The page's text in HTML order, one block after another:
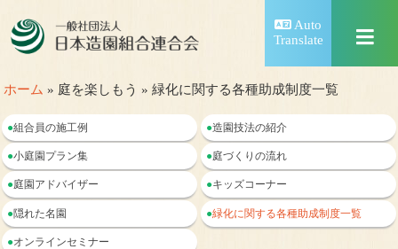
Auto
Translate
ホーム » 庭を楽しもう » 緑化に関する各種助成制度一覧
●組合員の施工例 ●造園技法の紹介
●小庭園プラン集 ●庭づくりの流れ
●庭園アドバイザー ●キッズコーナー
●隠れた名園 ●緑化に関する各種助成制度一覧
●オンラインセミナー